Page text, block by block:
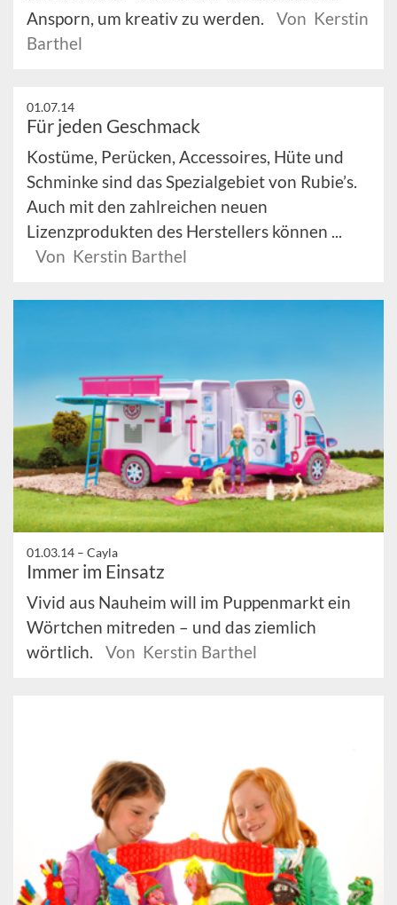
Ansporn, um kreativ zu werden.
Von Kerstin
Barthel
01.07.14
Für jeden Geschmack
Kostüme, Perücken, Accessoires, Hüte und
Schminke sind das Spezialgebiet von Rubie’s.
Auch mit den zahlreichen neuen
Lizenzprodukten des Herstellers können ...
Von Kerstin Barthel
01.03.14 – Cayla
Immer im Einsatz
Vivid aus Nauheim will im Puppenmarkt ein
Wörtchen mitreden – und das ziemlich
wörtlich.
Von Kerstin Barthel